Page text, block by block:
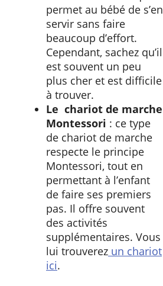
permet au bébé de s’en
servir sans faire
beaucoup d’effort.
Cependant, sachez qu’il
est souvent un peu
plus cher et est difficile
à trouver.
Le chariot de marche
Montessori : ce type
de chariot de marche
respecte le principe
Montessori, tout en
permettant à l’enfant
de faire ses premiers
pas. Il offre souvent
des activités
supplémentaires. Vous
lui trouverez un chariot
ici.